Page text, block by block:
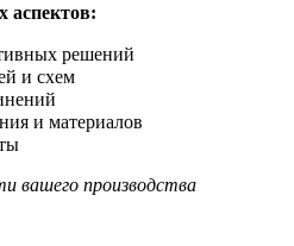
аспектов:
решений
и схем
и материалов
вашего производства